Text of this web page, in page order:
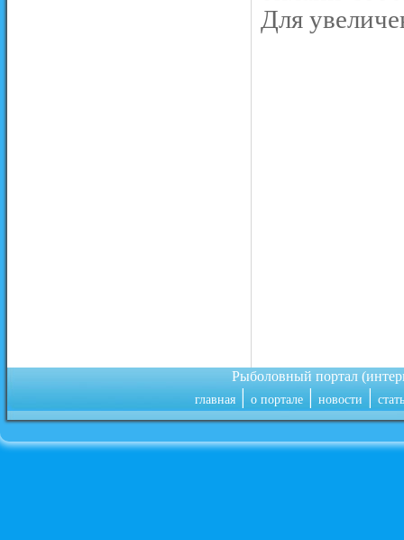
Для
Рыболовный портал
главная|о портале|новости|